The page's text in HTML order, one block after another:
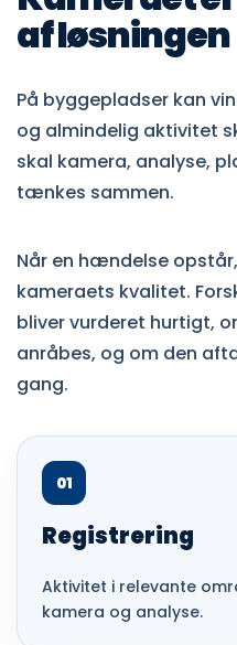
af løsningen
På byggepladser kan
og almindelig aktivitet
skal kamera, analyse,
tænkes sammen.
Når en hændelse
kameraets kvalitet.
bliver vurderet hurtigt,
anråbes, og om den
gang.
01
Registrering
Aktivitet i relevante
kamera og analyse.